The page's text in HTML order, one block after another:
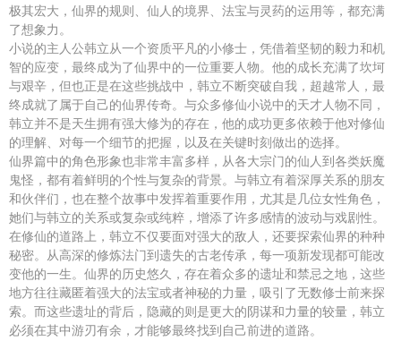
极其宏大，仙界的规则、仙人的境界、法宝与灵药的运用等，都充满
了想象力。
小说的主人公韩立从一个资质平凡的小修士，凭借着坚韧的毅力和机
智的应变，最终成为了仙界中的一位重要人物。他的成长充满了坎坷
与艰辛，但也正是在这些挑战中，韩立不断突破自我，超越常人，最
终成就了属于自己的仙界传奇。与众多修仙小说中的天才人物不同，
韩立并不是天生拥有强大修为的存在，他的成功更多依赖于他对修仙
的理解、对每一个细节的把握，以及在关键时刻做出的选择。
仙界篇中的角色形象也非常丰富多样，从各大宗门的仙人到各类妖魔
鬼怪，都有着鲜明的个性与复杂的背景。与韩立有着深厚关系的朋友
和伙伴们，也在整个故事中发挥着重要作用，尤其是几位女性角色，
她们与韩立的关系或复杂或纯粹，增添了许多感情的波动与戏剧性。
在修仙的道路上，韩立不仅要面对强大的敌人，还要探索仙界的种种
秘密。从高深的修炼法门到遗失的古老传承，每一项新发现都可能改
变他的一生。仙界的历史悠久，存在着众多的遗址和禁忌之地，这些
地方往往藏匿着强大的法宝或者神秘的力量，吸引了无数修士前来探
索。而这些遗址的背后，隐藏的则是更大的阴谋和力量的较量，韩立
必须在其中游刃有余，才能够最终找到自己前进的道路。